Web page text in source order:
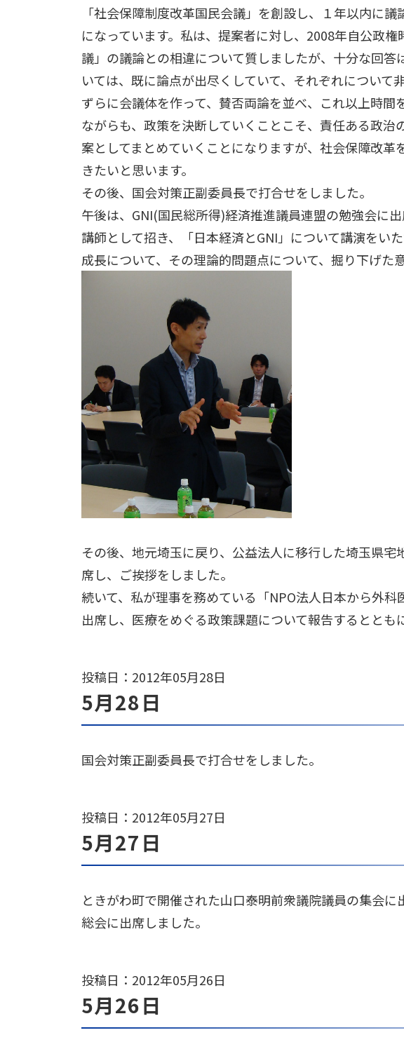
「社会保障制度改革国民会議」を創設し、１年以内に
になっています。私は、提案者に対し、2008年自公政
議」の議論との相違について質しましたが、十分な回
いては、既に論点が出尽くしていて、それぞれについ
ずらに会議体を作って、賛否両論を並べ、これ以上時
ながらも、政策を決断していくことこそ、責任ある政
案としてまとめていくことになりますが、社会保障改
きたいと思います。
その後、国会対策正副委員長で打合せをしました。
午後は、GNI(国民総所得)経済推進議員連盟の勉強会に
講師として招き、「日本経済とGNI」について講演をい
成長について、その理論的問題点について、掘り下げた
その後、地元埼玉に戻り、公益法人に移行した埼玉県
席し、ご挨拶をしました。
続いて、私が理事を務めている「NPO法人日本から外
出席し、医療をめぐる政策課題について報告するととも
投稿日：2012年05月28日
5月28日
国会対策正副委員長で打合せをしました。
投稿日：2012年05月27日
5月27日
ときがわ町で開催された山口泰明前衆議院議員の集会
総会に出席しました。
投稿日：2012年05月26日
5月26日